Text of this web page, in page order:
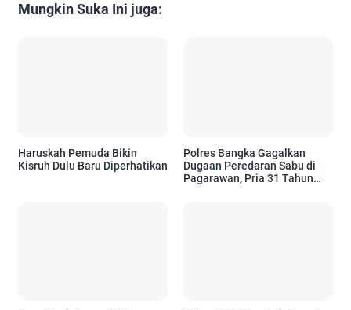
Mungkin Suka Ini juga:
Haruskah Pemuda Bikin
Kisruh Dulu Baru Diperhatikan
Polres Bangka Gagalkan
Dugaan Peredaran Sabu di
Pagarawan, Pria 31 Tahun